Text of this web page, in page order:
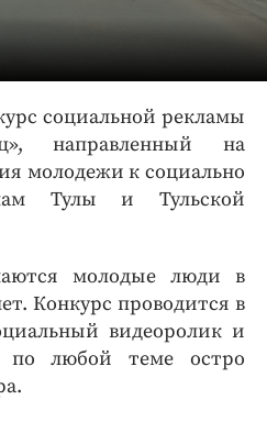
социальной рекламы
направленный на
молодежи к социально
Тулы и Тульской
молодые люди в
Конкурс проводится в
видеоролик и
по любой теме остро